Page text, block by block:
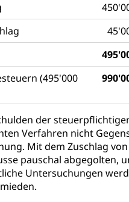
(495'000
der
Verfahren nicht
Mit dem Zuschlag
pauschal abgegolten,
Untersuchungen